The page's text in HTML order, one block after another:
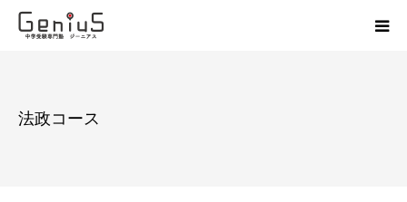
法政コース
志望校別特訓